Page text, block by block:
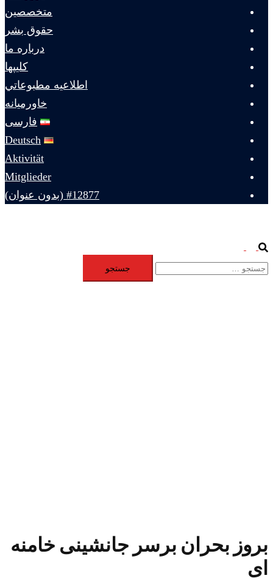
متخصصين
حقوق بشر
درباره ما
كليپها
اطلاعيه مطبوعاتي
خاورميانه
فارسی
Deutsch
Aktivität
Mitglieder
#12877 (بدون عنوان)
Search
menuجستجو
برای:
بروز بحران برسر جانشینی خامنه
ای